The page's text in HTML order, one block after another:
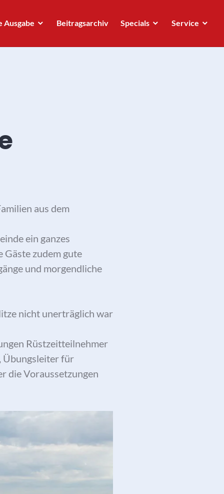
Ausgabe Beitragsarchiv Specials Service
aus dem
ein ganzes
Gäste zudem gute
und morgendliche
nicht unerträglich war
Rüstzeitteilnehmer
Übungsleiter für
die Voraussetzungen